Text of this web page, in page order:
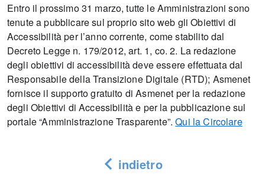
Entro il prossimo 31 marzo, tutte le Amministrazioni sono
tenute a pubblicare sul proprio sito web gli Obiettivi di
Accessibilità per l’anno corrente, come stabilito dal
Decreto Legge n. 179/2012, art. 1, co. 2. La redazione
degli obiettivi di accessibilità deve essere effettuata dal
Responsabile della Transizione Digitale (RTD); Asmenet
fornisce il supporto gratuito di Asmenet per la redazione
degli Obiettivi di Accessibilità e per la pubblicazione sul
portale “Amministrazione Trasparente”.Qui la Circolare
indietro